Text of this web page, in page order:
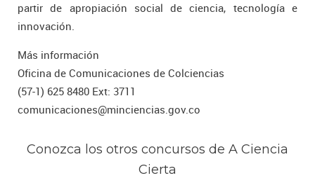
partir de apropiación social de ciencia, tecnología e
innovación.
Más información
Oficina de Comunicaciones de Colciencias
(57-1) 625 8480 Ext: 3711
comunicaciones@minciencias.gov.co
Conozca los otros concursos de A Ciencia
Cierta